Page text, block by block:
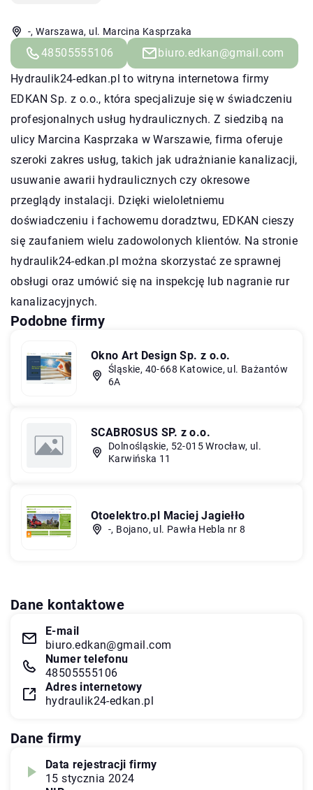
-, Warszawa, ul. Marcina Kasprzaka
48505555106
biuro.edkan@gmail.com
Hydraulik24-edkan.pl to witryna internetowa firmy
EDKAN Sp. z o.o., która specjalizuje się w świadczeniu
profesjonalnych usług hydraulicznych. Z siedzibą na
ulicy Marcina Kasprzaka w Warszawie, firma oferuje
szeroki zakres usług, takich jak udrażnianie kanalizacji,
usuwanie awarii hydraulicznych czy okresowe
przeglądy instalacji. Dzięki wieloletniemu
doświadczeniu i fachowemu doradztwu, EDKAN cieszy
się zaufaniem wielu zadowolonych klientów. Na stronie
hydraulik24-edkan.pl można skorzystać ze sprawnej
obsługi oraz umówić się na inspekcję lub nagranie rur
kanalizacyjnych.
Podobne firmy
Okno Art Design Sp. z o.o.
Śląskie, 40-668 Katowice, ul. Bażantów
6A
SCABROSUS SP. z o.o.
Dolnośląskie, 52-015 Wrocław, ul.
Karwińska 11
Otoelektro.pl Maciej Jagiełło
-, Bojano, ul. Pawła Hebla nr 8
Dane kontaktowe
E-mail
biuro.edkan@gmail.com
Numer telefonu
48505555106
Adres internetowy
hydraulik24-edkan.pl
Dane firmy
Data rejestracji firmy
15 stycznia 2024